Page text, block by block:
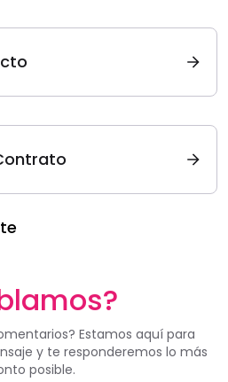
Estamos aquí para
y te responderemos lo más
posible.